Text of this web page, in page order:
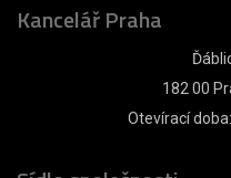
Kancelář Praha
182 00
Otevírací